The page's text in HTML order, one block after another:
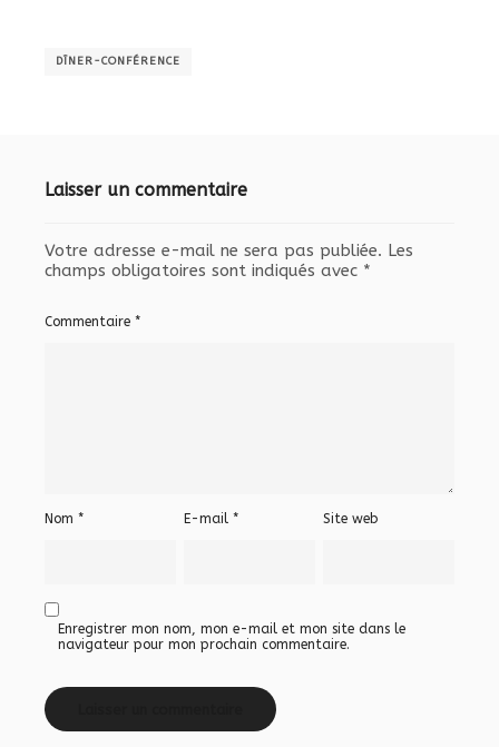
DÎNER-CONFÉRENCE
Laisser un commentaire
Votre adresse e-mail ne sera pas publiée. Les
champs obligatoires sont indiqués avec *
Commentaire *
Nom * E-mail* Site web
Enregistrer mon nom, mon e-mail et mon site dans le
navigateur pour mon prochain commentaire.